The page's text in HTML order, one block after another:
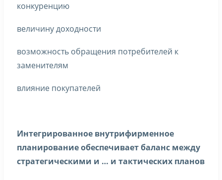
конкуренцию
величину доходности
возможность обращения потребителей к
заменителям
влияние покупателей
Интегрированное внутрифирменное
планирование обеспечивает баланс между
стратегическими и … и тактических планов